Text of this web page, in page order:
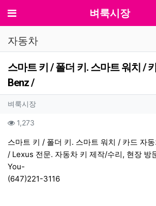
메뉴 벼룩시장
자동차
스마트 키 / 폴더 키. 스마트 워치 /
Benz /
작성자 정보
벼룩시장작성
컨텐츠 정보
1,273
본문
스마트 키 / 폴더 키. 스마트 워치 / 카드 자
/ Lexus 전문. 자동차 키 제작/수리, 현장 방
You-
(647)221-3116